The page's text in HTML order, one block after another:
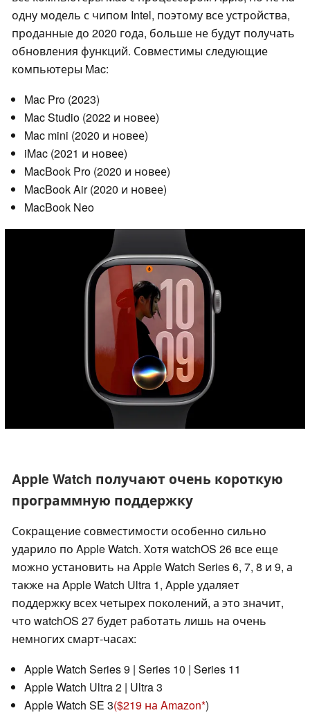
одну модель с чипом Intel, поэтому все устройства,
проданные до 2020 года, больше не будут получать
обновления функций. Совместимы следующие
компьютеры Mac:
Mac Pro (2023)
Mac Studio (2022 и новее)
Mac mini (2020 и новее)
iMac (2021 и новее)
MacBook Pro (2020 и новее)
MacBook Air (2020 и новее)
MacBook Neo
Apple Watch получают очень короткую
программную поддержку
Сокращение совместимости особенно сильно
ударило по Apple Watch. Хотя watchOS 26 все еще
можно установить на Apple Watch Series 6, 7, 8 и 9, а
также на Apple Watch Ultra 1, Apple удаляет
поддержку всех четырех поколений, а это значит,
что watchOS 27 будет работать лишь на очень
немногих смарт-часах:
Apple Watch Series 9 | Series 10 | Series 11
Apple Watch Ultra 2 | Ultra 3
Apple Watch SE 3($219 на Amazon )